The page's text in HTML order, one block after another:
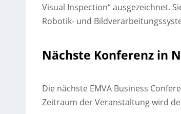
Visual Inspection“ ausgezeichnet.
Robotik- und
Nächste Konferenz in
Die nächste EMVA Business
Zeitraum der Veranstaltung wird